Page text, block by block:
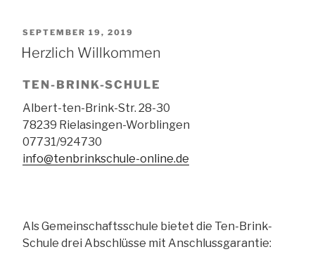
VERÖFFENTLICHT
AM
SEPTEMBER 19, 2019
Herzlich Willkommen
TEN-BRINK-SCHULE
Albert-ten-Brink-Str. 28-30
78239 Rielasingen-Worblingen
07731/924730
info@tenbrinkschule-online.de
Als Gemeinschaftsschule bietet die Ten-Brink-
Schule drei Abschlüsse mit Anschlussgarantie: